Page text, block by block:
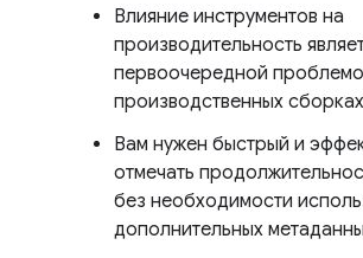
Влияние инструментов на
производительность
первоочередной
производственных
Вам нужен быстрый и
отмечать
без необходимости
дополнительных